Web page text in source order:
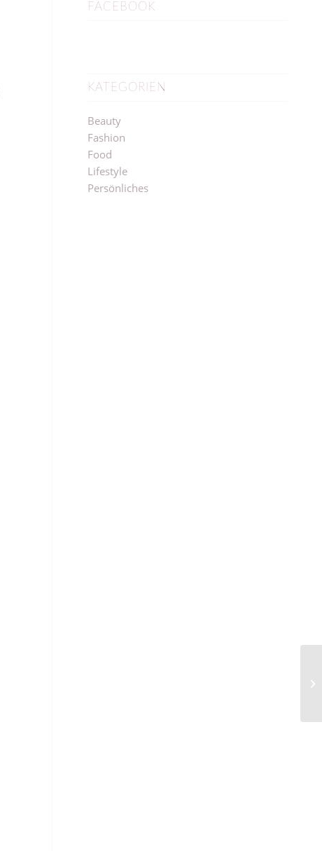
FACEBOOK
KATEGORIEN
Beauty
Fashion
Food
Lifestyle
Persönliches